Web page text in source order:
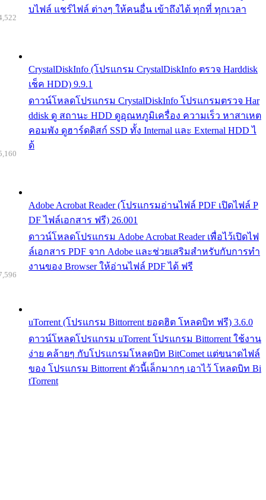
บไฟล์ แชร์ไฟล์ ต่างๆ ให้คนอื่น เข้าถึงได้ ทุกที่ ทุกเวลา
CrystalDiskInfo (โปรแกรม CrystalDiskInfo ตรวจ Harddisk
เช็ค HDD) 9.9.1
ดาวน์โหลดโปรแกรม CrystalDiskInfo โปรแกรมตรวจ Har
ddisk ดู สถานะ HDD ดูอุณหภูมิเครื่อง ความเร็ว หาสาเหต
คอมพัง ดูฮาร์ดดิสก์ SSD ทั้ง Internal และ External HDD ไ
ด้
Adobe Acrobat Reader (โปรแกรมอ่านไฟล์ PDF เปิดไฟล์ P
DF ไฟล์เอกสาร ฟรี) 26.001
ดาวน์โหลดโปรแกรม Adobe Acrobat Reader เพื่อไว้เปิดไฟ
ล์เอกสาร PDF จาก Adobe และช่วยเสริมสำหรับกับการทำ
งานของ Browser ให้อ่านไฟล์ PDF ได้ ฟรี
uTorrent (โปรแกรม Bittorrent ยอดฮิต โหลดบิท ฟรี) 3.6.0
ดาวน์โหลดโปรแกรม uTorrent โปรแกรม Bittorrent ใช้งาน
ง่าย คล้ายๆ กับโปรแกรมโหลดบิท BitComet แต่ขนาดไฟล์
ของ โปรแกรม Bittorrent ตัวนี้เล็กมากๆ เอาไว้ โหลดบิท Bi
tTorrent